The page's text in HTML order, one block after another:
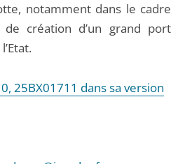
notamment dans le cadre
création d’un grand port
25BX01711 dans sa version